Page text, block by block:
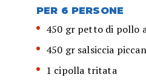
PER 6 PERSONE
450 gr petto di pollo
450 gr salsiccia
1 cipolla tritata